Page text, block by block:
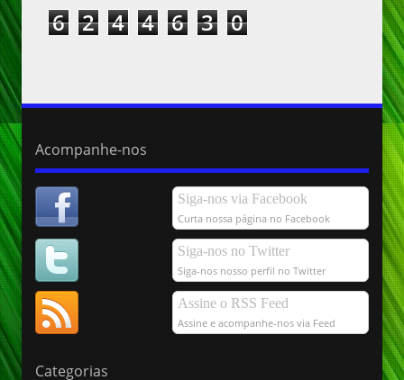
6 2 4 4 6 3 0
Acompanhe-nos
Siga-nos via Facebook
Curta nossa página no Facebook
Siga-nos no Twitter
Siga-nos nosso perfil no Twitter
Assine o RSS Feed
Assine e acompanhe-nos via Feed
Categorias